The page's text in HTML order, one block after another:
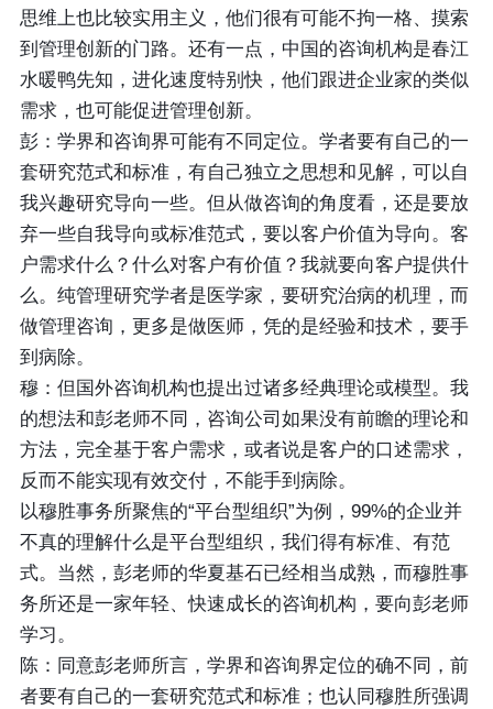
思维上也比较实用主义，他们很有可能不拘一格、摸索
到管理创新的门路。还有一点，中国的咨询机构是春江
水暖鸭先知，进化速度特别快，他们跟进企业家的类似
需求，也可能促进管理创新。
彭：学界和咨询界可能有不同定位。学者要有自己的一
套研究范式和标准，有自己独立之思想和见解，可以自
我兴趣研究导向一些。但从做咨询的角度看，还是要放
弃一些自我导向或标准范式，要以客户价值为导向。客
户需求什么？什么对客户有价值？我就要向客户提供什
么。纯管理研究学者是医学家，要研究治病的机理，而
做管理咨询，更多是做医师，凭的是经验和技术，要手
到病除。
穆：但国外咨询机构也提出过诸多经典理论或模型。我
的想法和彭老师不同，咨询公司如果没有前瞻的理论和
方法，完全基于客户需求，或者说是客户的口述需求，
反而不能实现有效交付，不能手到病除。
以穆胜事务所聚焦的“平台型组织”为例，99%的企业并
不真的理解什么是平台型组织，我们得有标准、有范
式。当然，彭老师的华夏基石已经相当成熟，而穆胜事
务所还是一家年轻、快速成长的咨询机构，要向彭老师
学习。
陈：同意彭老师所言，学界和咨询界定位的确不同，前
者要有自己的一套研究范式和标准；也认同穆胜所强调